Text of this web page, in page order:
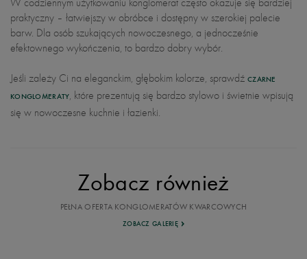
W codziennym użytkowaniu konglomerat często okazuje się bardziej
praktyczny – łatwiejszy w obróbce i dostępny w szerokiej palecie
barw. Dla osób szukających nowoczesnego, a jednocześnie
efektownego wykończenia, to bardzo dobry wybór.
Jeśli zależy Ci na eleganckim, głębokim kolorze, sprawdź CZARNE
KONGLOMERATY
, które prezentują się bardzo stylowo i świetnie wpisują
się w nowoczesne kuchnie i łazienki.
Zobacz również
PEŁNA OFERTA KONGLOMERATÓW KWARCOWYCH
ZOBACZ GALERIĘ